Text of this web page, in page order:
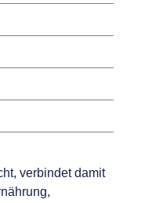
verbindet damit